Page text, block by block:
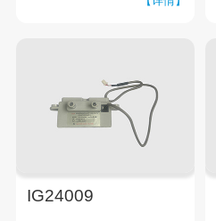
IG24009